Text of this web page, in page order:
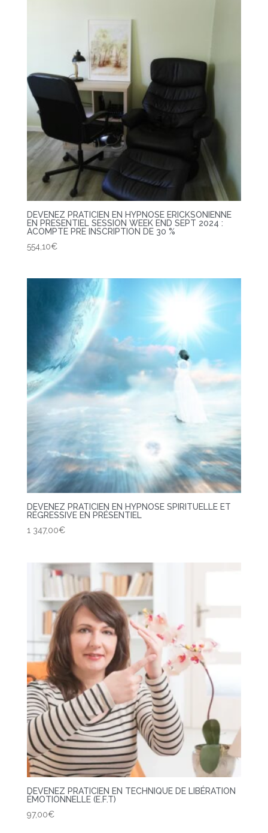
DEVENEZ PRATICIEN EN HYPNOSE ERICKSONIENNE
EN PRESENTIEL SESSION WEEK END SEPT 2024 :
ACOMPTE PRE INSCRIPTION DE 30 %
554,10€
DEVENEZ PRATICIEN EN HYPNOSE SPIRITUELLE ET
RÉGRESSIVE EN PRÉSENTIEL
1 347,00€
DEVENEZ PRATICIEN EN TECHNIQUE DE LIBÉRATION
ÉMOTIONNELLE (E.F.T)
97,00€